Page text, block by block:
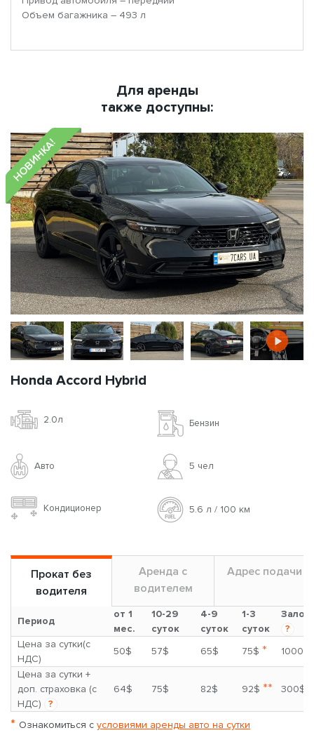
Объем багажника – 493 л
Для аренды
также доступны:
НОВИНКА!
Honda Accord Hybrid
2.0л Бензин
Авто 5 чел
Кондиционер 5.6 л / 100 км
Прокат без
водителя
Аренда с
водителем
Адрес подачи
Период
от 1
мес.
10-29
суток
4-9
суток
1-3
суток
Залог
?
Цена за сутки(с
НДС)
50$ 57$ 65$ 75$ *
1000$
Цена за сутки +
доп. страховка (с
НДС)
?
64$ 75$ 82$ 92$ ** 300$
* Ознакомиться с условиями аренды авто на сутки